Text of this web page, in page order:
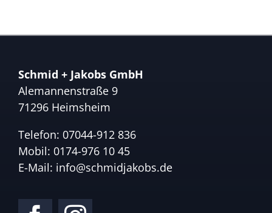
Schmid + Jakobs GmbH
Alemannenstraße 9
71296 Heimsheim
Telefon: 07044-912 836
Mobil: 0174-976 10 45
E-Mail: info@schmidjakobs.de